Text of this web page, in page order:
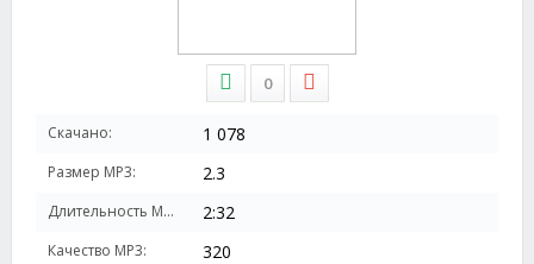
0
Скачано: 1 078
Размер MP3: 2.3
Длительность MP3: 2:32
Качество MP3: 320